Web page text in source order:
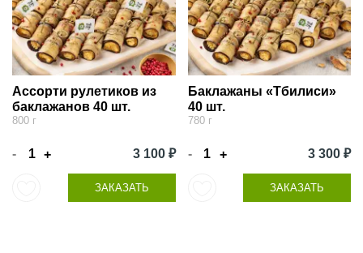
Ассорти рулетиков из
баклажанов 40 шт.
800 г
- + 3 100 ₽
ЗАКАЗАТЬ
Баклажаны «Тбилиси»
40 шт.
780 г
- + 3 300 ₽
ЗАКАЗАТЬ